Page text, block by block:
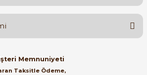
henüz soru sorulmamış.
gün
Memnuniyeti
Taksitle Ödeme,